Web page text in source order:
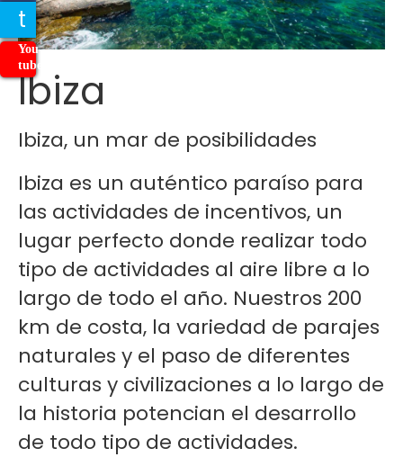
t
You
tube
Ibiza
Ibiza, un mar de posibilidades
Ibiza es un auténtico paraíso para
las actividades de incentivos, un
lugar perfecto donde realizar todo
tipo de actividades al aire libre a lo
largo de todo el año. Nuestros 200
km de costa, la variedad de parajes
naturales y el paso de diferentes
culturas y civilizaciones a lo largo de
la historia potencian el desarrollo
de todo tipo de actividades.